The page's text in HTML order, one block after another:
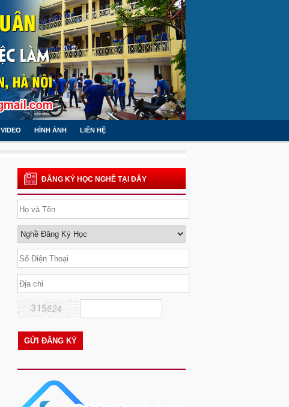
VIDEO HÌNH ẢNH LIÊN HỆ
ĐĂNG KÝ HỌC NGHỀ TẠI ĐÂY